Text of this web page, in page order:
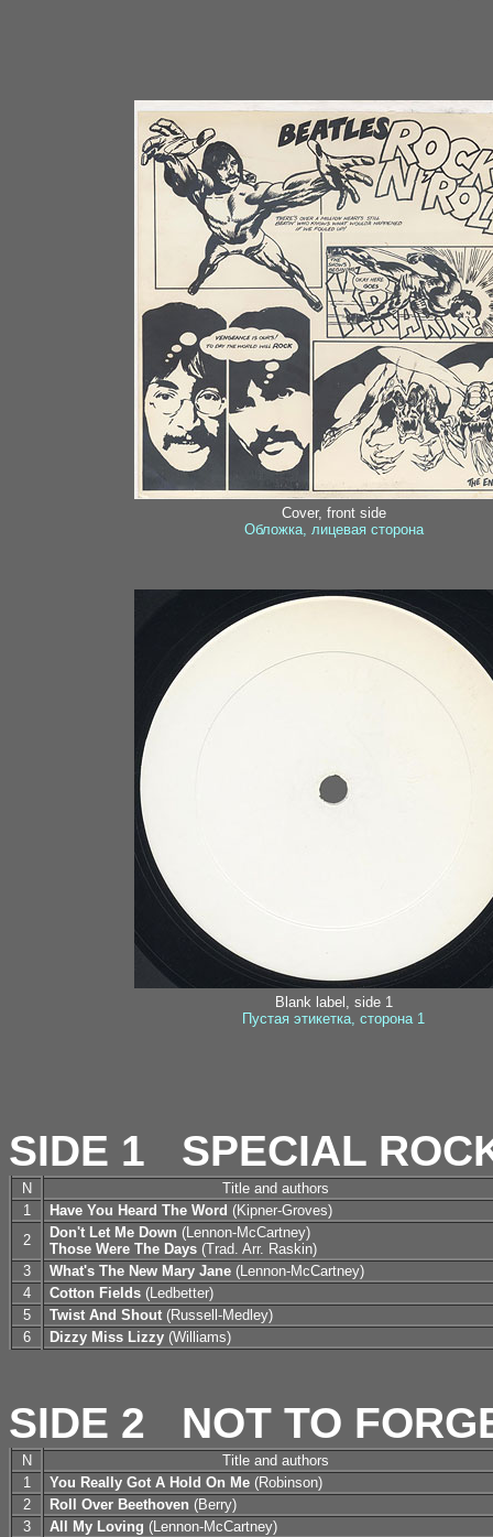
Cover, front side
Обложка, лицевая сторона
Blank label, side 1
Пустая этикетка, сторона 1
SIDE 1 SPECIAL
N
Title and authors
1
Have You Heard The Word (Kipner-Groves)
2
Don't Let Me Down (Lennon-McCartney)
Those Were The Days (Trad. Arr. Raskin)
3
What's The New Mary Jane (Lennon-McCartney)
4
Cotton Fields (Ledbetter)
5
Twist And Shout (Russell-Medley)
6
Dizzy Miss Lizzy (Williams)
SIDE 2 NOT TO
N
Title and authors
1
You Really Got A Hold On Me (Robinson)
2
Roll Over Beethoven (Berry)
3
All My Loving (Lennon-McCartney)